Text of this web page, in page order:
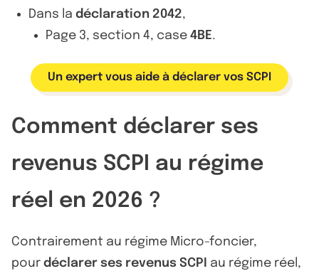
Dans la déclaration 2042,
Page 3, section 4, case 4BE.
Un expert vous aide à déclarer vos SCPI
Comment déclarer ses
revenus SCPI au régime
réel en 2026 ?
Contrairement au régime Micro-foncier,
pour déclarer ses revenus SCPI
au régime réel,